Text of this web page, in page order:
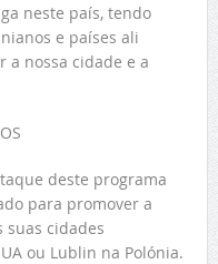
neste país, tendo
e países ali
a nossa cidade e a
deste programa
para promover a
suas cidades
ou Lublin na Polónia.